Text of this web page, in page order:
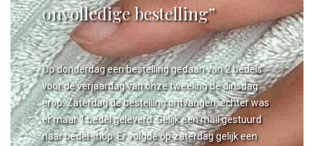
onvolledige bestelling”
Op donderdag een bestelling gedaan van 2 bedels
voor de verjaardag van onze tweeling de dinsdag
erop. Zaterdag de bestelling ontvangen, echter was
er maar 1 bedel geleverd. Gelijk een mail gestuurd
naar bedel.shop. Er volgde op zaterdag gelijk een